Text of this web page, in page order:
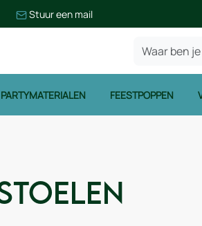
Stuur een mail
PARTYMATERIALEN FEESTPOPPEN